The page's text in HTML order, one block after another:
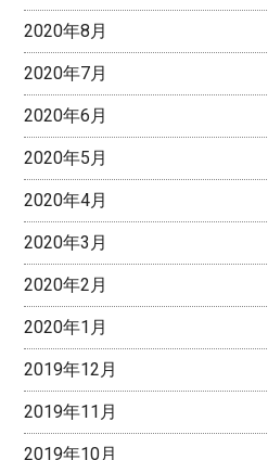
2020年8月
2020年7月
2020年6月
2020年5月
2020年4月
2020年3月
2020年2月
2020年1月
2019年12月
2019年11月
2019年10月